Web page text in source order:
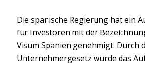
Die spanische Regierung hat ein
für Investoren mit der
Visum Spanien genehmigt. Durch
Unternehmergesetz wurde das